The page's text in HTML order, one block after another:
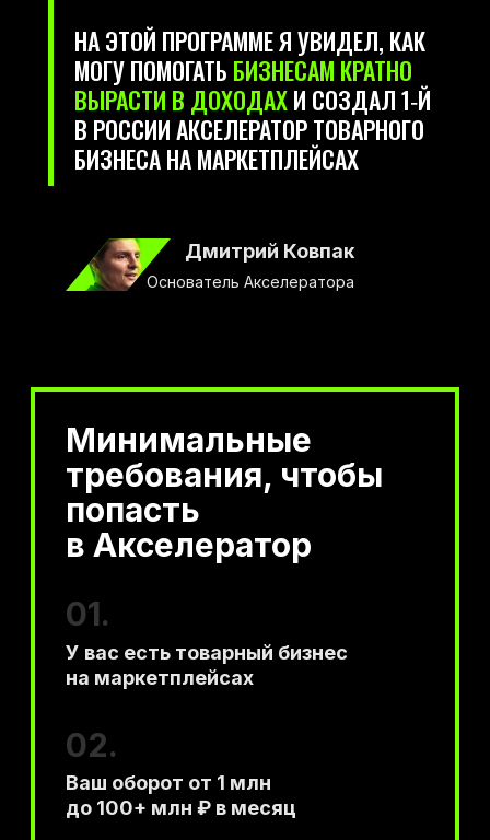
НА ЭТОЙ ПРОГРАММЕ Я УВИДЕЛ, КАК
МОГУ ПОМОГАТЬ БИЗНЕСАМ КРАТНО
ВЫРАСТИ В ДОХОДАХИ СОЗДАЛ 1‑Й
В РОССИИ АКСЕЛЕРАТОР ТОВАРНОГО
БИЗНЕСА НА МАРКЕТПЛЕЙСАХ
Дмитрий Ковпак
Основатель Акселератора
Минимальные
требования, чтобы
попасть
в Акселератор
01.
У вас есть товарный бизнес
на маркетплейсах
02.
Ваш оборот от 1 млн
до 100+ млн ₽ в месяц